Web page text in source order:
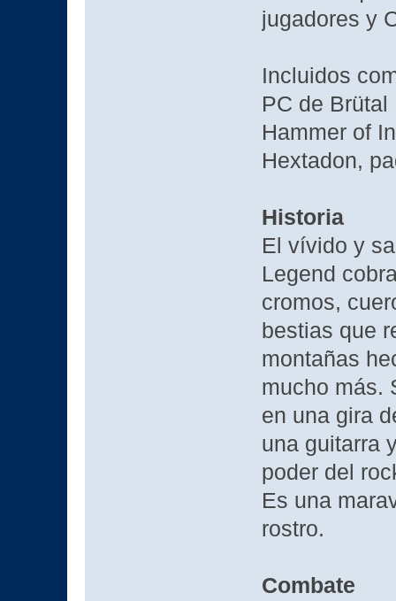
jugadores y
Incluidos
PC de
Hammer of
Hextadon,
Historia
El vívido y
Legend
cromos,
bestias que
montañas
mucho más.
en una gira
una guitarra
poder del
Es una
rostro.
Combate